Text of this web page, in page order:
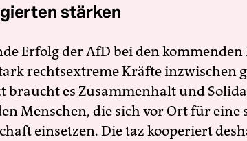
stärken
Erfolg der AfD bei den
rechtsextreme Kräfte inzwischen
braucht es Zusammenhalt und
Menschen, die sich vor Ort für eine
einsetzen. Die taz kooperiert